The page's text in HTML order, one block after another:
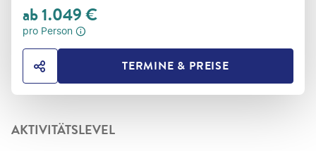
ab1.049€
pro Person
HOTEL TEILENTERMINE & PREISE
AKTIVITÄTSLEVEL